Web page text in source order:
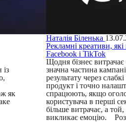
як
Наталія Біленька
Рекламні креативи,
Facebook і TikTok
Щодня бізнес витрачає
значна частина
результату через
продукт і точно
спрацюють, якщо
користувача в перші
більше витрачає, а
викликає емоцію.